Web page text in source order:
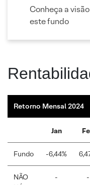
Conheça a
este fundo
Retorno Mensal 2024
Jan
Fundo -6,44%
NÃO
- -